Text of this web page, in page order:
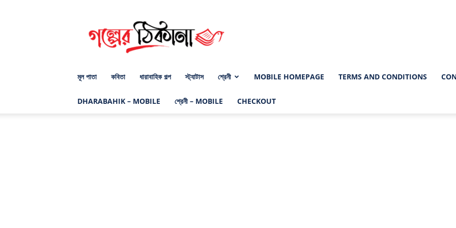
গল্পের
ঠিকানা
ডট
মূল পাতা কবিতা ধারাবাহিক গল্প স্ট্যাটাস শ্রেনী MOBILE HOMEPAGE TERMS AND CONDITIONS
DHARABAHIK – MOBILE শ্রেনী – MOBILE CHECKOUT